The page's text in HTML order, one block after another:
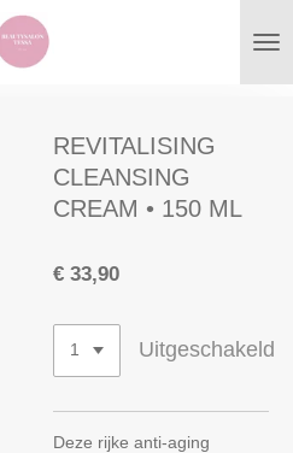
REVITALISING
CLEANSING
CREAM • 150 ML
€ 33,90
Uitgeschakeld
Deze rijke anti-aging